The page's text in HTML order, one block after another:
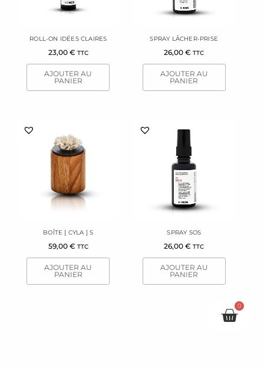
ROLL-ON IDÉES CLAIRES
23,00 € TTC
AJOUTER AU
PANIER
SPRAY LÂCHER-PRISE
26,00€ TTC
AJOUTER AU
PANIER
BOÎTE [ CYLA ] S
59,00 € TTC
AJOUTER AU
PANIER
SPRAY SOS
26,00€ TTC
AJOUTER AU
PANIER
0